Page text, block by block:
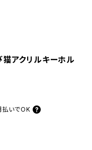
アクリルキーホル
払いでOK